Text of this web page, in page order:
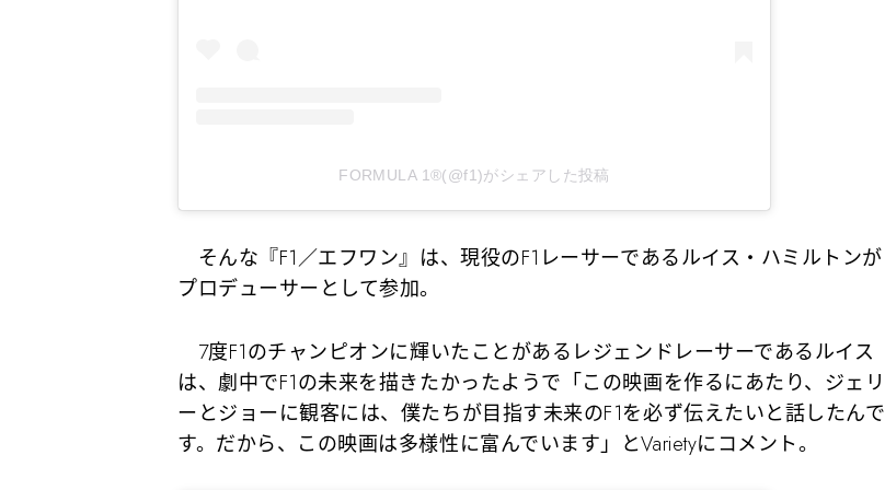
FORMULA 1®(@f1)がシェアした投稿
そんな『F1／エフワン』は、現役のF1レーサーであるルイス・ハミルトンが
プロデューサーとして参加。
7度F1のチャンピオンに輝いたことがあるレジェンドレーサーであるルイス
は、劇中でF1の未来を描きたかったようで「この映画を作るにあたり、ジェリ
ーとジョーに観客には、僕たちが目指す未来のF1を必ず伝えたいと話したんで
す。だから、この映画は多様性に富んでいます」とVarietyにコメント。